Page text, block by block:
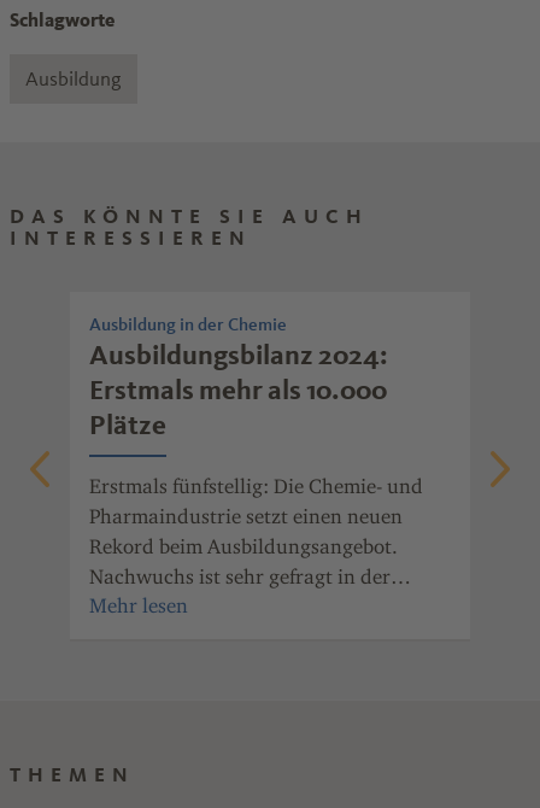
Schlagworte
Ausbildung
DAS KÖNNTE SIE AUCH
INTERESSIEREN
Ausbildung in der Chemie
Ausbildungsbilanz 2024:
Erstmals mehr als 10.000
Plätze
Erstmals fünfstellig: Die Chemie- und
Pharmaindustrie setzt einen neuen
Rekord beim Ausbildungsangebot.
Nachwuchs ist sehr gefragt in der
Branche, und die Übernahmechancen
THEMEN